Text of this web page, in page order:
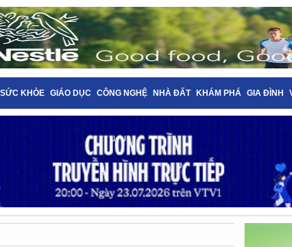
SỨC KHỎE GIÁO DỤC CÔNG NGHỆ NHÀ ĐẤT KHÁM PHÁ GIA ĐÌNH